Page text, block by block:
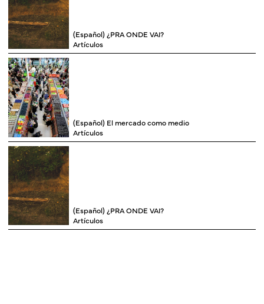
(Español) ¿PRA ONDE VAI?
Artículos
(Español) El mercado como medio
Artículos
(Español) ¿PRA ONDE VAI?
Artículos